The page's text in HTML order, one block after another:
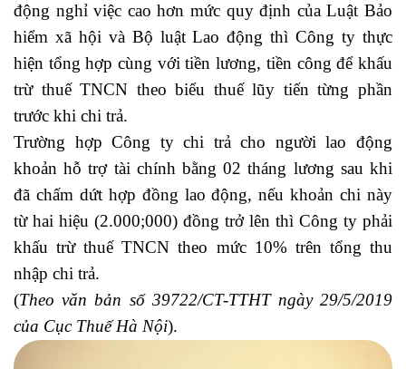
động nghỉ việc cao hơn mức quy định của Luật Bảo
hiểm xã hội và Bộ luật Lao động thì Công ty thực
hiện tổng hợp cùng với tiền lương, tiền công để khấu
trừ thuế TNCN theo biểu thuế lũy tiến từng phần
trước khi chi trả.
Trường hợp Công ty chi trả cho người lao động
khoản hỗ trợ tài chính bằng 02 tháng lương sau khi
đã chấm dứt hợp đồng lao động, nếu khoản chi này
từ hai hiệu (2.000;000) đồng trở lên thì Công ty phải
khấu trừ thuế TNCN theo mức 10% trên tổng thu
nhập chi trả.
(Theo văn bản số 39722/CT-TTHT ngày 29/5/2019
của Cục Thuế Hà Nội).